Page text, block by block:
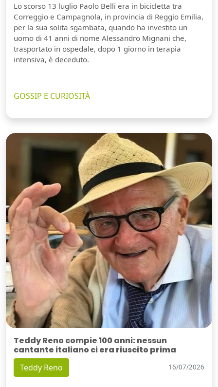
Lo scorso 13 luglio Paolo Belli era in bicicletta tra
Correggio e Campagnola, in provincia di Reggio Emilia,
per la sua solita sgambata, quando ha investito un
uomo di 41 anni di nome Alessandro Mignani che,
trasportato in ospedale, dopo 1 giorno in terapia
intensiva, è deceduto.
GOSSIP E CURIOSITÀ
Teddy Reno compie 100 anni: nessun
cantante italiano ci era riuscito prima
Teddy Reno 16/07/2026